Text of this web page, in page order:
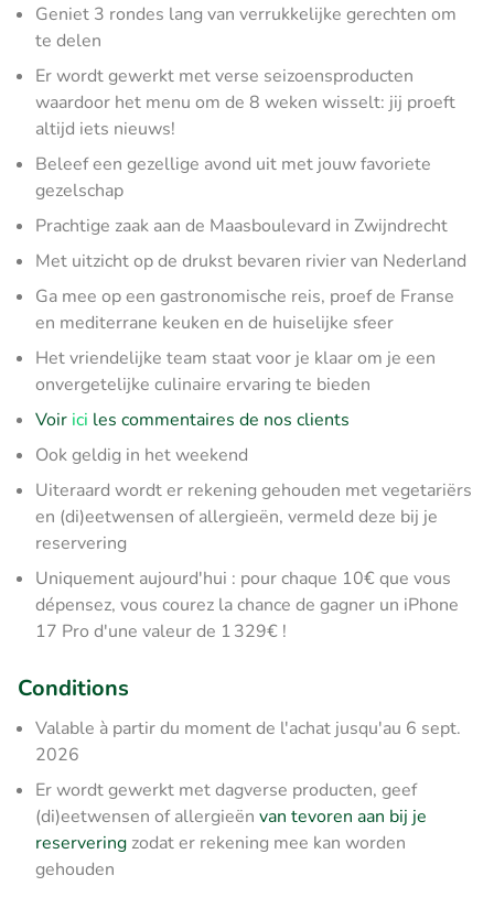
Geniet 3 rondes lang van verrukkelijke gerechten om
te delen
Er wordt gewerkt met verse seizoensproducten
waardoor het menu om de 8 weken wisselt: jij proeft
altijd iets nieuws!
Beleef een gezellige avond uit met jouw favoriete
gezelschap
Prachtige zaak aan de Maasboulevard in Zwijndrecht
Met uitzicht op de drukst bevaren rivier van Nederland
Ga mee op een gastronomische reis, proef de Franse
en mediterrane keuken en de huiselijke sfeer
Het vriendelijke team staat voor je klaar om je een
onvergetelijke culinaire ervaring te bieden
Voir ici les commentaires de nos clients
Ook geldig in het weekend
Uiteraard wordt er rekening gehouden met vegetariërs
en (di)eetwensen of allergieën, vermeld deze bij je
reservering
Uniquement aujourd'hui : pour chaque 10€ que vous
dépensez, vous courez la chance de gagner un iPhone
17 Pro d'une valeur de 1 329€ !
Conditions
Valable à partir du moment de l'achat jusqu'au 6 sept.
2026
Er wordt gewerkt met dagverse producten, geef
(di)eetwensen of allergieën van tevoren aan bij je
reservering zodat er rekening mee kan worden
gehouden